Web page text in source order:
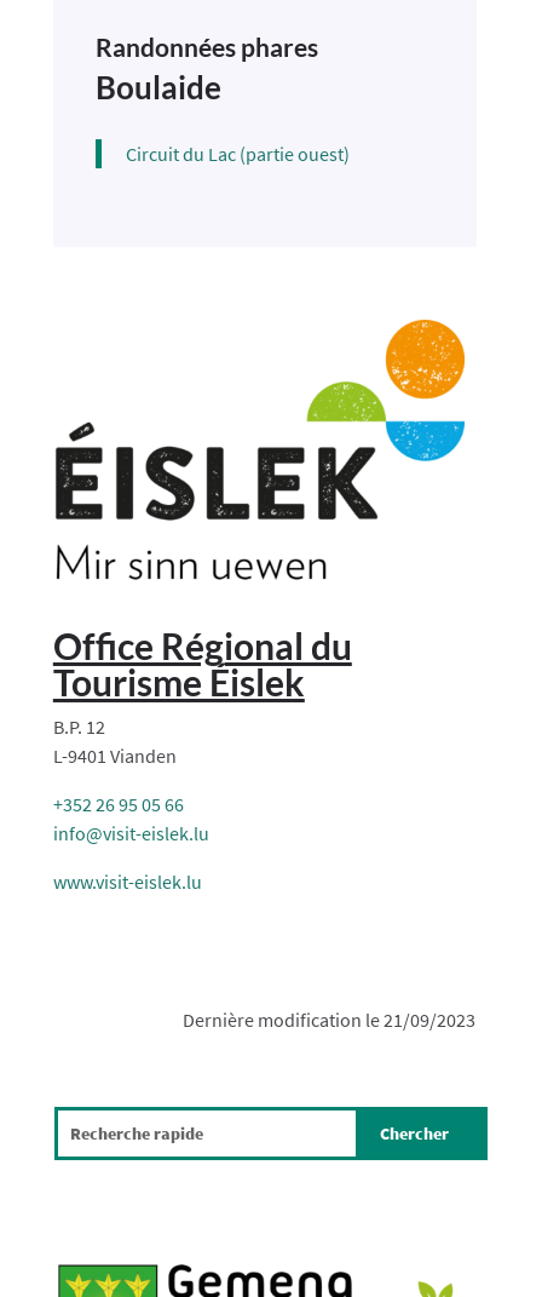
Randonnées phares
Boulaide
Circuit du Lac (partie ouest)
Office Régional du
Tourisme Éislek
B.P. 12
L-9401 Vianden
+352 26 95 05 66
info@visit-eislek.lu
www.visit-eislek.lu
Dernière modification le 21/09/2023